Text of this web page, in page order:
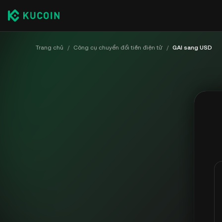
Trang chủ / Công cụ chuyển đổi tiền điện tử / GAI sang USD